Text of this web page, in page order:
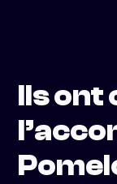
Ils ont